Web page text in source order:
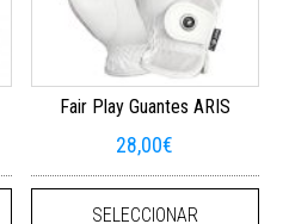
Este producto tiene múltiples
Fair Play Guantes ARIS
28,00€
SELECCIONAR